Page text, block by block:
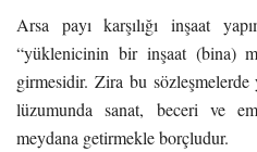
Arsa payı karşılığı inşaat
“yüklenicinin bir inşaat (bina)
girmesidir. Zira bu sözleşmelerde
lüzumunda sanat, beceri ve
meydana getirmekle borçludur.